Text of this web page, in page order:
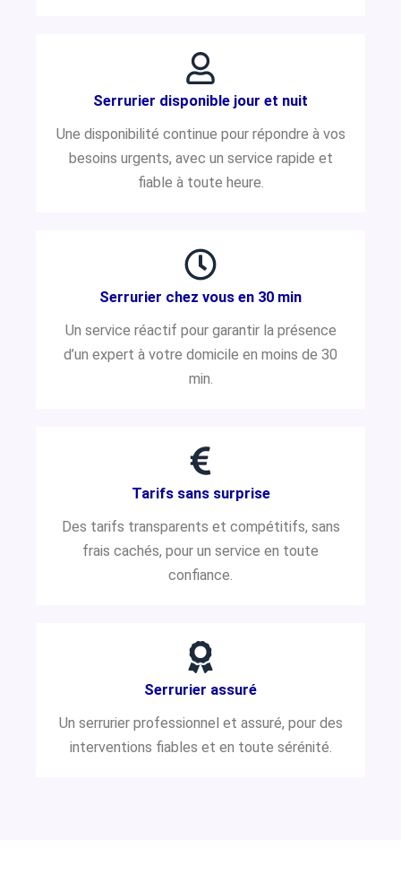
Serrurier disponible jour et nuit
Une disponibilité continue pour répondre à vos
besoins urgents, avec un service rapide et
fiable à toute heure.
Serrurier chez vous en 30 min
Un service réactif pour garantir la présence
d’un expert à votre domicile en moins de 30
min.
Tarifs sans surprise
Des tarifs transparents et compétitifs, sans
frais cachés, pour un service en toute
confiance.
Serrurier assuré
Un serrurier professionnel et assuré, pour des
interventions fiables et en toute sérénité.